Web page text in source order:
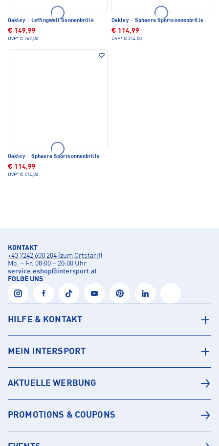
Oakley · Leffingwell Sonnenbrille
€ 149,99
UVP* € 162,00
Oakley · Sphaera Sportsonnenbrille
€ 114,99
UVP* € 214,00
Oakley · Sphaera Sportsonnenbrille
€ 114,99
UVP* € 214,00
KONTAKT
+43 7242 600 204 (zum Ortstarif)
Mo. – Fr. 08:00 – 20:00 Uhr
service.eshop@intersport.at
FOLGE UNS
HILFE & KONTAKT
MEIN INTERSPORT
AKTUELLE WERBUNG
PROMOTIONS & COUPONS